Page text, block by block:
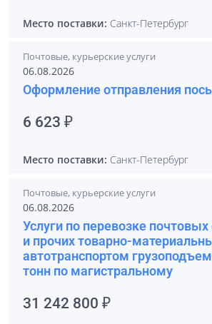
Место поставки: Санкт-Петербург
Почтовые, курьерские услуги
06.08.2026
Оформление отправления
6 623 ₽
Место поставки: Санкт-Петербург
Почтовые, курьерские услуги
06.08.2026
Услуги по перевозке
и прочих товарно-
автотранспортом
тонн по магистральному
31 242 800 ₽